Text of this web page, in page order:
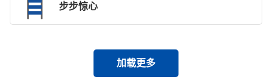
步步惊心
加载更多